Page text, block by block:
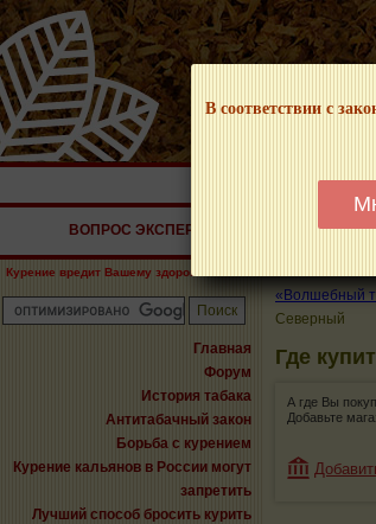
В соответствии с
НАШ ПОРТАЛ –
ВОПРОС ЭКСПЕРТУ
Курение вредит Вашему здоровью!
Главная
Форум
История табака
Антитабачный закон
Борьба с курением
Курение кальянов в России могут
запретить
Лучший способ бросить курить
«Волшебный
Северный
Где
А где Вы
Добавьте